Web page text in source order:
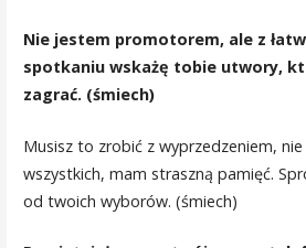
Nie jestem promotorem, ale z
spotkaniu wskażę tobie utwory,
zagrać. (śmiech)
Musisz to zrobić z wyprzedzeniem,
wszystkich, mam straszną pamięć.
od twoich wyborów. (śmiech)